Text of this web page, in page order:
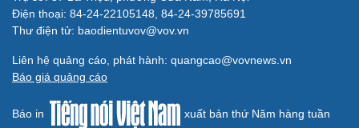
Điện thoại: 84-24-22105148, 84-24-39785691
Thư điện tử: baodientuvov@vov.vn
Liên hệ quảng cáo, phát hành: quangcao@vovnews.vn
Báo giá quảng cáo
Báo in xuất bản thứ Năm hàng tuần